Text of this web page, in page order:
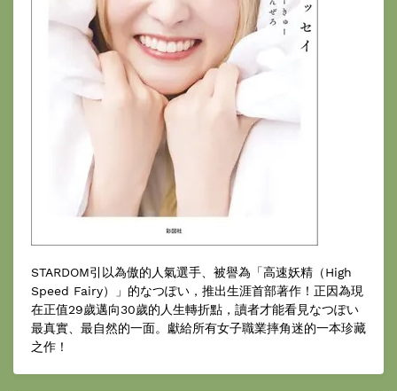
STARDOM引以為傲的人氣選手、被譽為「高速妖精（High
Speed Fairy）」的なつぽい，推出生涯首部著作！正因為現
在正值29歲邁向30歲的人生轉折點，讀者才能看見なつぽい
最真實、最自然的一面。獻給所有女子職業摔角迷的一本珍藏
之作！